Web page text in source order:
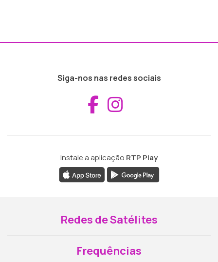
Siga-nos nas redes sociais
Aceder ao
Instale a aplicação RTP Play
Redes de Satélites
Frequências